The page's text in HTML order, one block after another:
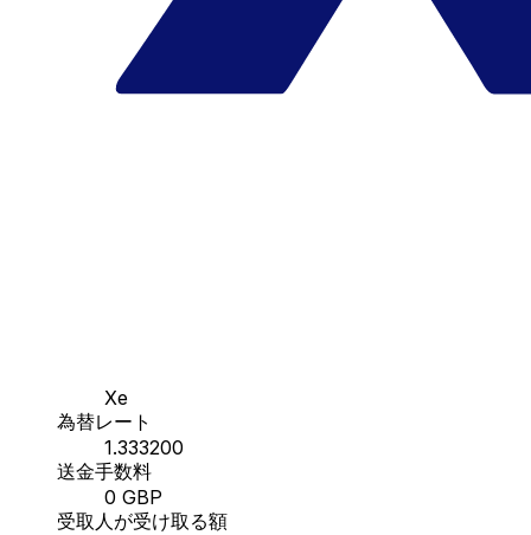
Xe
為替レート
1.333200
送金手数料
0 GBP
受取人が受け取る額